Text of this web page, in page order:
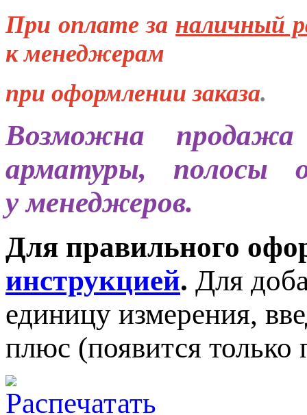
При оплате за наличный
к менеджерам
при оформлении заказа.
Возможна
арматуры, полосы
у менеджеров.
Для правильного
инструкцией. Для
единицу измерения,
плюс (появится только